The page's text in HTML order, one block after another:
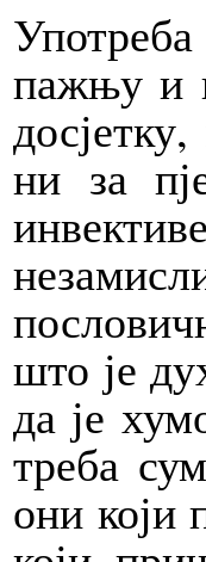
пажњу и
ни за
што је
да је
треба
они који